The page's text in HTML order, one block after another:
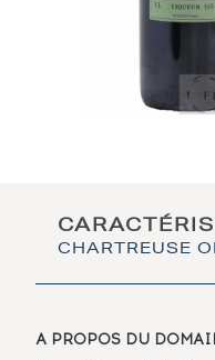
CHARTREUSE
A PROPOS DU